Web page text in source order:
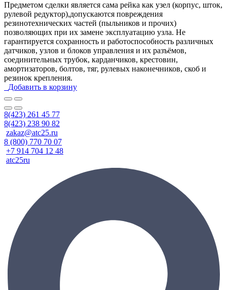
Предметом сделки является сама рейка как узел (корпус, шток,
рулевой редуктор),допускаются повреждения
резинотехнических частей (пыльников и прочих)
позволяющих при их замене эксплуатацию узла. Не
гарантируется сохранность и работоспособность различных
датчиков, узлов и блоков управления и их разъёмов,
соединительных трубок, карданчиков, крестовин,
амортизаторов, болтов, тяг, рулевых наконечников, скоб и
резинок крепления.
Добавить в корзину
8(423) 261 45 77
8(423) 238 90 82
zakaz@atc25.ru
8 (800) 770 70 07
+7 914 704 12 48
atc25ru